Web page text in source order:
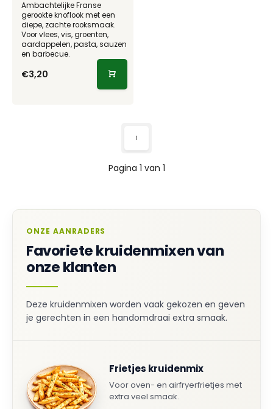
Ambachtelijke Franse
gerookte knoflook met een
diepe, zachte rooksmaak.
Voor vlees, vis, groenten,
aardappelen, pasta, sauzen
en barbecue.
€3,20
Pagina 1 van 1
1
ONZE AANRADERS
Favoriete kruidenmixen van
onze klanten
Deze kruidenmixen worden vaak gekozen en geven
je gerechten in een handomdraai extra smaak.
Frietjes kruidenmix
Voor oven- en airfryerfrietjes met
extra veel smaak.